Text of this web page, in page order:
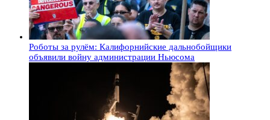
Роботы за рулём: Калифорнийские дальнобойщики
объявили войну администрации Ньюсома